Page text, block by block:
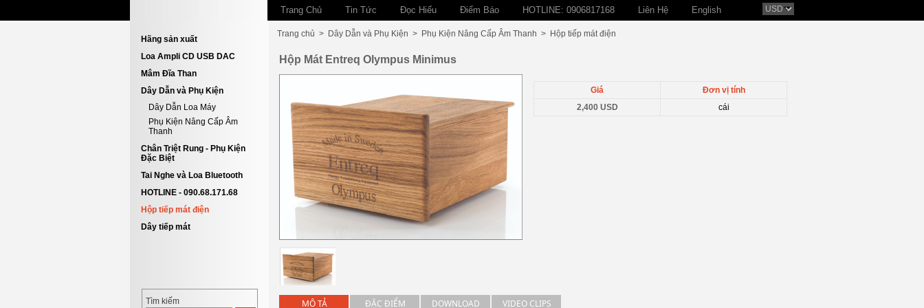
Trang Chủ Tin Tức Đọc Hiểu Điểm Báo HOTLINE: 0906817168 Liên Hệ English
Hãng sản xuất
Loa Ampli CD USB DAC
Mâm Đĩa Than
Dây Dẫn và Phụ Kiện
Dây Dẫn Loa Máy
Phụ Kiện Nâng Cấp Âm
Thanh
Chân Triệt Rung - Phụ Kiện
Đặc Biệt
Tai Nghe và Loa Bluetooth
HOTLINE - 090.68.171.68
Hộp tiếp mát điện
Dây tiếp mát
Tìm kiếm
Trang chủ > Dây Dẫn và Phụ Kiện > Phụ Kiện Nâng Cấp Âm Thanh > Hộp tiếp mát điện
Hộp Mát Entreq Olympus Minimus
Giá
Đơn vị tính
2,400 USD
cái
MÔ TẢ ĐẶC ĐIỂM DOWNLOAD VIDEO CLIPS